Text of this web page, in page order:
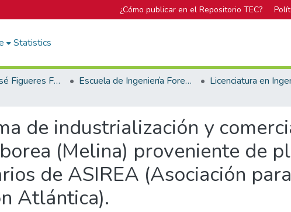
¿Cómo publicar en el Repositorio TEC?
Statistics
Biblioteca José Figueres Ferrer Escuela de Ingeniería Forestal
de industrialización y
(Melina) proveniente de
de ASIREA (Asociación
Atlántica).